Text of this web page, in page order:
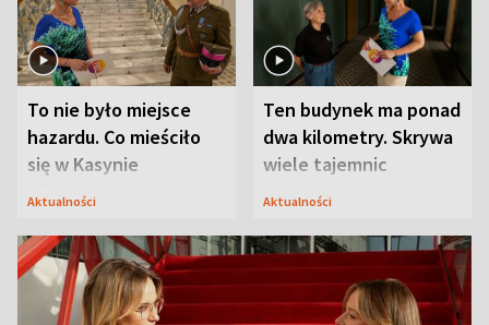
To nie było miejsce
hazardu. Co mieściło
się w Kasynie
Oficerskim?
Aktualności
Ten budynek ma ponad
dwa kilometry. Skrywa
wiele tajemnic
Aktualności